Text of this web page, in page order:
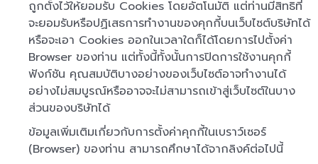
ถูกตั้งไว้ให้ยอมรับ Cookies โดยอัตโนมัติ แต่ท่านมีสิทธิที่
จะยอมรับหรือปฏิเสธการทำงานของคุกกี้บนเว็บไซต์บริษัทได้
หรือจะเอา Cookies ออกในเวลาใดก็ได้โดยการไปตั้งค่า
Browser ของท่าน แต่ทั้งนี้ทั้งนั้นการปิดการใช้งานคุกกี้
ฟังก์ชัน คุณสมบัติบางอย่างของเว็บไซต์อาจทำงานได้
อย่างไม่สมบูรณ์หรืออาจจะไม่สามารถเข้าสู่เว็บไซต์ในบาง
ส่วนของบริษัทได้
ข้อมูลเพิ่มเติมเกี่ยวกับการตั้งค่าคุกกี้ในเบราว์เซอร์
(Browser) ของท่าน สามารถศึกษาได้จากลิงค์ต่อไปนี้